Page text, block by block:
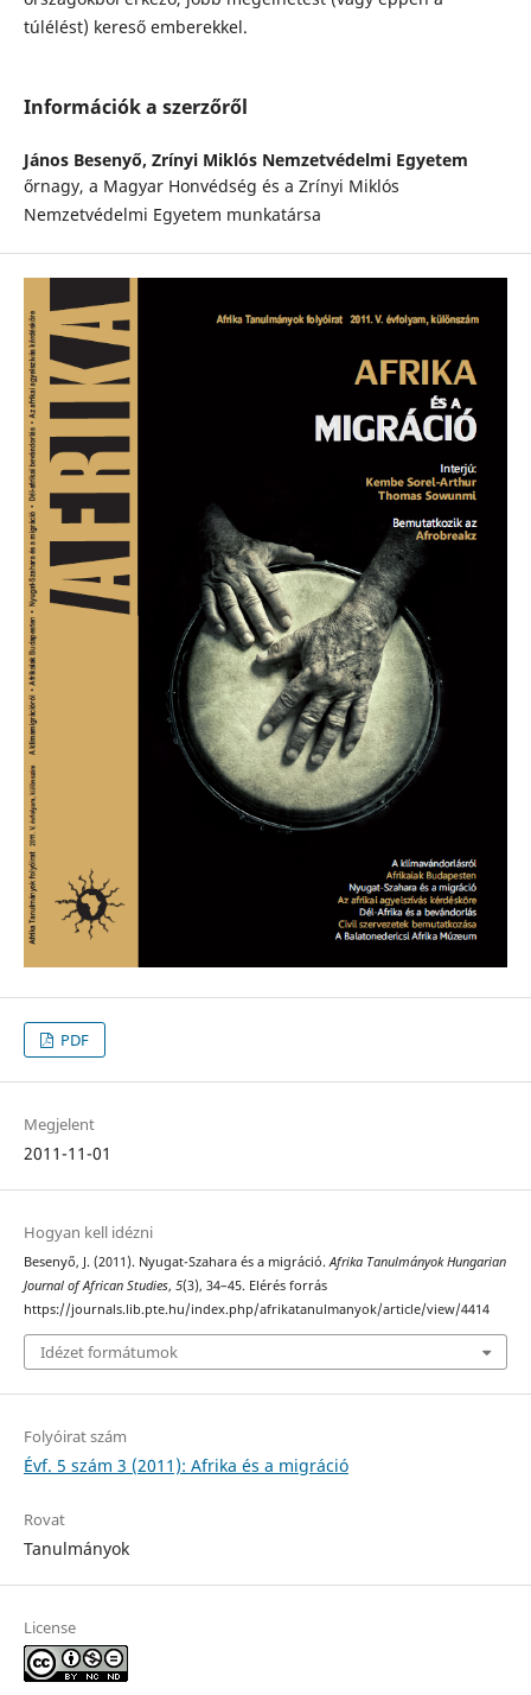
túlélést) kereső emberekkel.
Információk a szerzőről
János Besenyő, Zrínyi Miklós Nemzetvédelmi Egyetem
őrnagy, a Magyar Honvédség és a Zrínyi Miklós
Nemzetvédelmi Egyetem munkatársa
PDF
Megjelent
2011-11-01
Hogyan kell idézni
Besenyő, J. (2011). Nyugat-Szahara és a migráció.Afrika Tanulmányok Hungarian
Journal of African Studies, 5(3), 34–45. Elérés forrás
https://journals.lib.pte.hu/index.php/afrikatanulmanyok/article/view/4414
Idézet formátumok
Folyóirat szám
Évf. 5 szám 3 (2011): Afrika és a migráció
Rovat
Tanulmányok
License